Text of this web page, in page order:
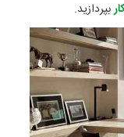
بپردازید.